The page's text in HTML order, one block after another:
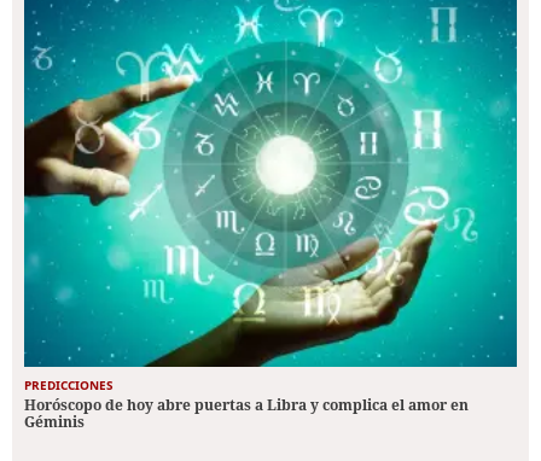
PREDICCIONES
Horóscopo de hoy abre puertas a Libra y complica el amor en
Géminis